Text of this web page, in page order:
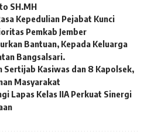
SH.MH
Kepedulian Pejabat Kunci
Pemkab Jember
Bantuan, Kepada Keluarga
Bangsalsari.
Sertijab Kasiwas dan 8 Kapolsek,
Masyarakat
Lapas Kelas IIA Perkuat Sinergi